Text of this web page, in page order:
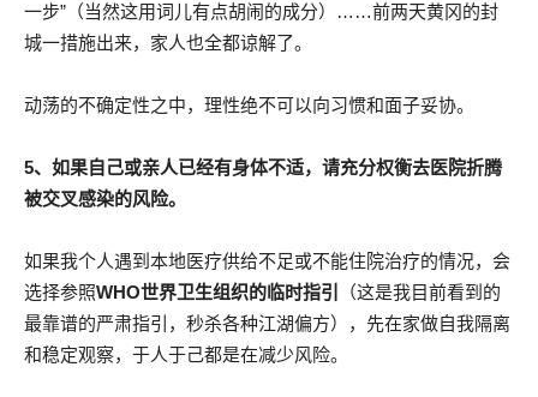
一步”（当然这用词儿有点胡闹的成分）……前两天黄冈的封
城一措施出来，家人也全都谅解了。
动荡的不确定性之中，理性绝不可以向习惯和面子妥协。
5、如果自己或亲人已经有身体不适，请充分权衡去医院折腾
被交叉感染的风险。
如果我个人遇到本地医疗供给不足或不能住院治疗的情况，会
选择参照WHO世界卫生组织的临时指引
（这是我目前看到的
最靠谱的严肃指引，秒杀各种江湖偏方），先在家做自我隔离
和稳定观察，于人于己都是在减少风险。